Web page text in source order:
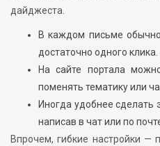
дайджеста.
В каждом письме
достаточно одного клика.
На сайте портала
поменять тематику или
Иногда удобнее сделать
написав в чат или по
Впрочем, гибкие настройки —